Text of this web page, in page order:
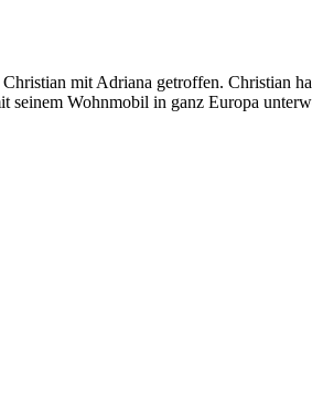
mit Adriana getroffen. Christian
seinem Wohnmobil in ganz Europa